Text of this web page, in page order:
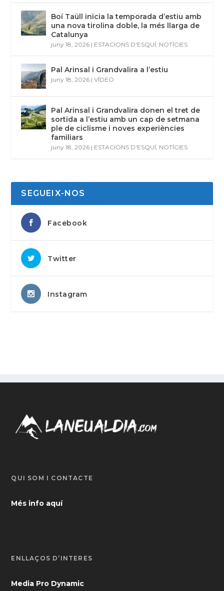
Boí Taüll inicia la temporada d’estiu amb
una nova tirolina doble, la més llarga de
Catalunya
juny 18, 2026 | ESTACIONS D'ESQUÍ, NOTÍCIES
Pal Arinsal i Grandvalira a l’estiu
juny 18, 2026 |VÍDEO
Pal Arinsal i Grandvalira donen el tret de
sortida a l’estiu amb un cap de setmana
ple de ciclisme i noves experiències
familiars
juny 18, 2026 | ESTACIONS D'ESQUÍ, NOTÍCIES
SEGUEIX-NOS
Facebook
Twitter
Instagram
QUI SOM I CONTACTE
Més info aquí
ENLLAÇOS D’INTERÈS
Media Pro Dynamic